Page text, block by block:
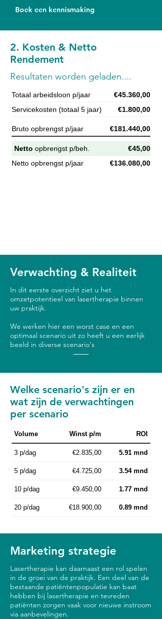
Boek een kennismaking
2. Kosten & Netto
Rendement
Resultaten worden geladen....
Totaal arbeidsloon p/jaar
€45.360,00
Servicekosten (totaal 5 jaar)
€1.800,00
Bruto opbrengst p/jaar €181.440,00
Netto opbrengst p/beh.
€45,00
Netto opbrengst p/jaar
€136.080,00
Verwachting & Realiteit
In dit eerste overzicht ziet u het
omzetpotentieel van lasertherapie binnen
uw praktijk.
We werken hier een worst case en een
optimaal scenario uit zo heeft u een eerlijk
beeld in diverse scenario's
Welke scenario's zijn er en
wat zijn de verwachtingen
per scenario
Volume Winst p/m ROI
3 p/dag €2.835,00 5.91 mnd
5 p/dag €4.725,00 3.54 mnd
10 p/dag €9.450,00 1.77 mnd
20 p/dag €18.900,00 0.89 mnd
Marketing strategie
Lasertherapie kan daarnaast een rol spelen
in de groei van de praktijk. Een deel van de
bestaande patiëntenpopulatie kan baat
hebben bij lasertherapie en tevreden
patiënten zorgen vaak voor nieuwe instroom
via aanbevelingen.